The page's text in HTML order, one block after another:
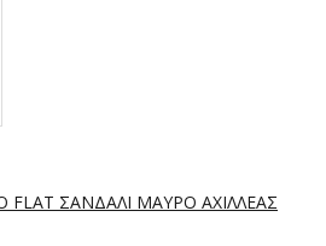
ΣΑΝΔΑΛΙ ΜΑΥΡΟ ΑΧΙΛΛΕΑΣ